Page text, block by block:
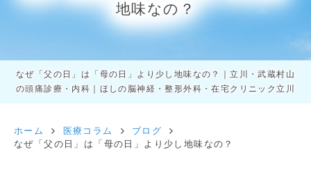
地味なの？
なぜ「父の日」は「母の日」より少し地味なの？｜立川・武蔵村山
の頭痛診療・内科｜ほしの脳神経・整形外科・在宅クリニック立川
ホーム 医療コラム
ブログ
なぜ「父の日」は「母の日」より少し地味なの？